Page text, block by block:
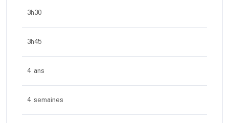
3h30
3h45
4 ans
4 semaines